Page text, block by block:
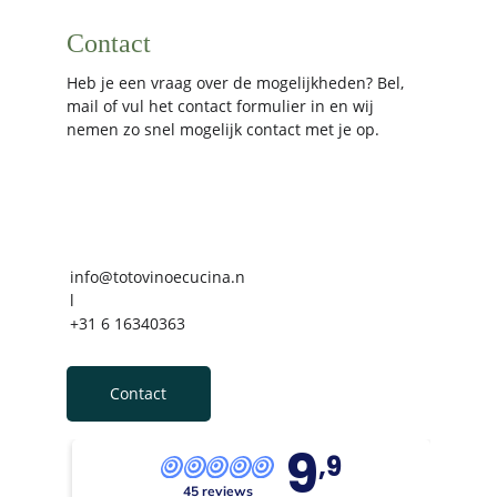
info@totovinoecucina.n
l
+31 6 16340363
Heb je een vraag over de mogelijkheden? Bel,
mail of vul het contact formulier in en wij
nemen zo snel mogelijk contact met je op.
Contact
Contact